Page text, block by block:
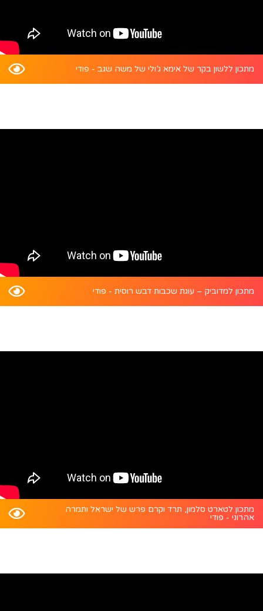
מתכון ללשון בקר של אימא ג’ולי של משה שגב - פודי
מתכון למדוביק – עוגת שכבות דבש רוסית - פודי
מתכון לטארט סלמון, תרד וקרם פרש של ישראל ותמרה
אהרוני - פודי